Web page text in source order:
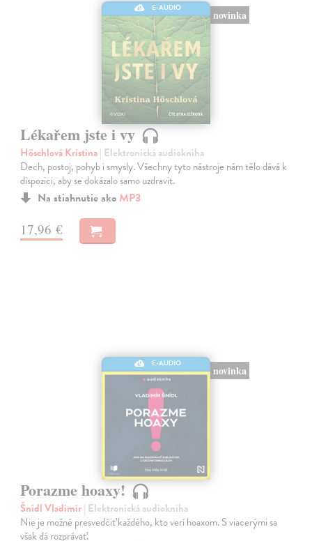
E-AUDIO
novinka
Lékařem jste i vy
Höschlová Kristina| Elektronická audiokniha
Dech, postoj, pohyb i smysly. Všechny tyto nástroje nám tělo dává k
dispozici, aby se dokázalo samo uzdravit.
Na stiahnutie ako MP3
17,96 €
E-AUDIO
novinka
Porazme hoaxy!
Šnídl Vladimír| Elektronická audiokniha
Nie je možné presvedčiť každého, kto verí hoaxom. S viacerými sa
však dá rozprávať.